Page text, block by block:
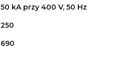
50 kA przy 400 V, 50 Hz
250
690